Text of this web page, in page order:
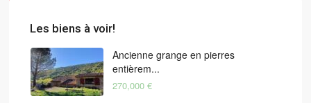
Les biens à voir!
Ancienne grange en pierres
entièrem...
270,000 €